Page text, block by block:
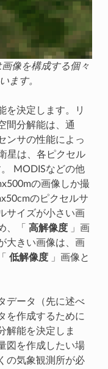
像を構成する個々
ます。
を決定します。リ
間分解能は、通
ンサの性能によっ
星は、各ピクセル
MODISなどの他
の画像しか撮
のピクセルサ
サイズが小さい画
、「 高解像度」画
大きい画像は、画
低解像度」画像と
データ（先に述べ
を作成するために
解能を決定しま
図を作成したい場
の気象観測所が必